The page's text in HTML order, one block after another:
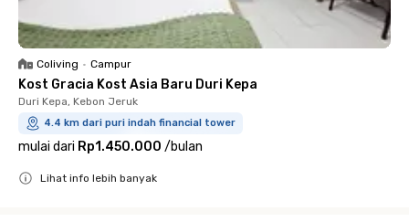
Coliving • Campur
Kost Gracia Kost Asia Baru Duri Kepa
Duri Kepa, Kebon Jeruk
4.4 km dari puri indah financial tower
mulai dari Rp1.450.000 /bulan
Lihat info lebih banyak